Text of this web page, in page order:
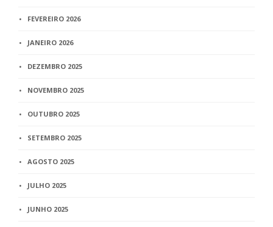
FEVEREIRO 2026
JANEIRO 2026
DEZEMBRO 2025
NOVEMBRO 2025
OUTUBRO 2025
SETEMBRO 2025
AGOSTO 2025
JULHO 2025
JUNHO 2025